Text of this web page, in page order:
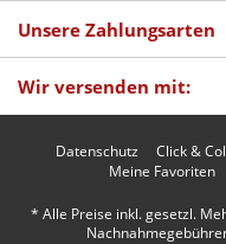
Unsere Zahlungsarten
Wir versenden mit:
Datenschutz Click &
Meine Favoriten
* Alle Preise inkl. gesetzl.